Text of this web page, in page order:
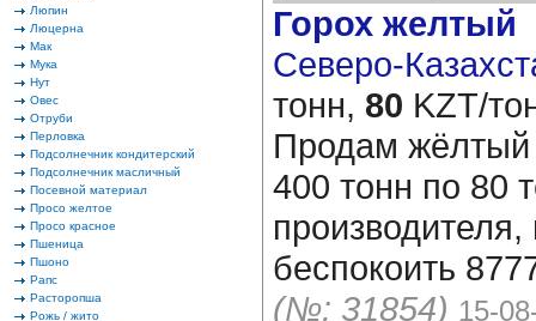
Люпин
Люцерна
Мак
Мука
Нут
Овес
Отруби
Перловка
Подсолнечник кондитерский
Подсолнечник масличный
Посевной материал
Просо желтое
Просо красное
Пшеница
Пшоно
Рапс
Расторопша
Рожь / жито
Горох желтый
Северо-
тонн, 80 KZT/
Продам жёлтый
400 тонн по 80
беспокоить
(№: 31854) 15-